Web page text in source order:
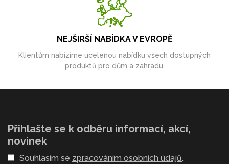
NEJŠIRŠÍ NABÍDKA V EVROPĚ
Klientům nabízíme ucelenou nabídku všech dostupných
produktů pro dům a zahradu.
Přihlašte se k odběru informací, akcí,
novinek
Souhlasím se zpracováním osobních údajů.